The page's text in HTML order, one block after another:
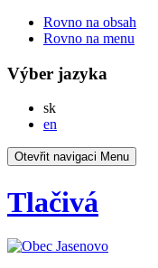
Rovno na obsah
Rovno na menu
Výber jazyka
skSlovensky
en
Otevřit navigaci Menu
Tlačivá